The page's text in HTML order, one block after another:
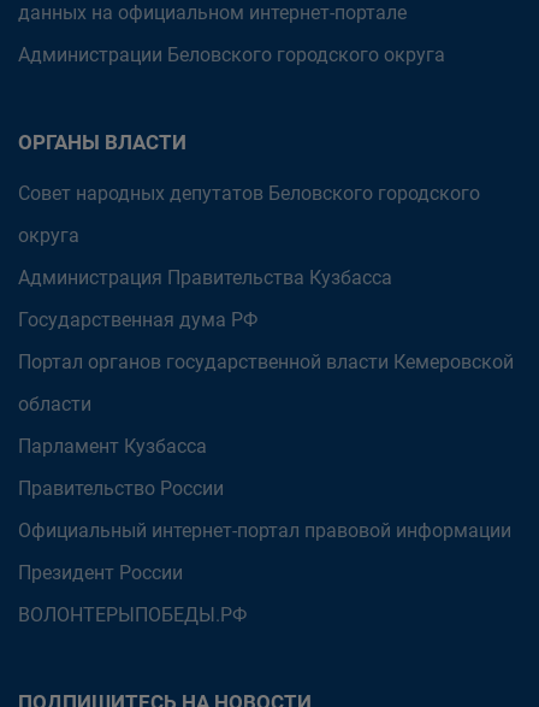
данных на официальном интернет-портале
Администрации Беловского городского округа
ОРГАНЫ ВЛАСТИ
Совет народных депутатов Беловского городского
округа
Администрация Правительства Кузбасса
Государственная дума РФ
Портал органов государственной власти Кемеровской
области
Парламент Кузбасса
Правительство России
Официальный интернет-портал правовой информации
Президент России
ВОЛОНТЕРЫПОБЕДЫ.РФ
ПОДПИШИТЕСЬ НА НОВОСТИ